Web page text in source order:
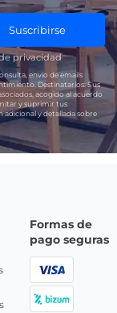
Suscribirse
privacidad
envío de emails
Destinatarios: Sus
acogido al acuerdo
y suprimir tus
y detallada sobre
Formas de
pago seguras